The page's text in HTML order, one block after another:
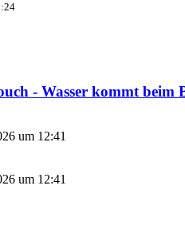
- Wasser kommt
um 12:41
um 12:41